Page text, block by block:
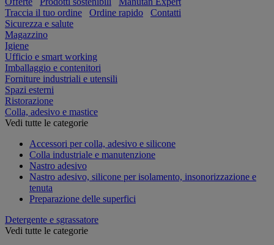
Traccia il tuo ordine
Ordine rapido
Contatti
Sicurezza e salute
Magazzino
Igiene
Ufficio e smart working
Imballaggio e contenitori
Forniture industriali e utensili
Spazi esterni
Ristorazione
Colla, adesivo e mastice
Vedi tutte le categorie
Accessori per colla, adesivo e silicone
Colla industriale e manutenzione
Nastro adesivo
Nastro adesivo, silicone per isolamento, insonorizzazione e
tenuta
Preparazione delle superfici
Detergente e sgrassatore
Vedi tutte le categorie